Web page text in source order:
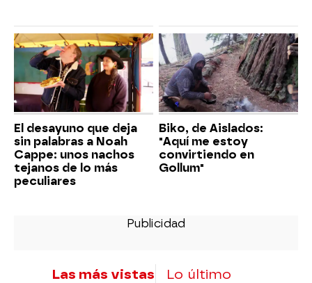
El desayuno que deja
sin palabras a Noah
Cappe: unos nachos
tejanos de lo más
peculiares
Biko, de Aislados:
"Aquí me estoy
convirtiendo en
Gollum"
Las más vistas Lo último